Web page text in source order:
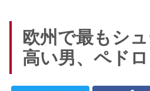
欧州で最もシ
高い男、ペドロ